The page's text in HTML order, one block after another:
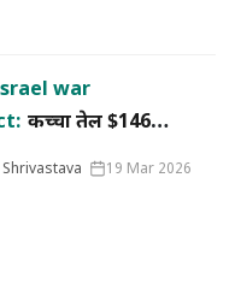
war
कच्चा तेल $146
में पेट्रोल-डीजल ₹15
19 Mar 2026